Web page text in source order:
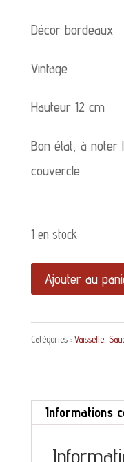
Décor bordeaux
Vintage
Hauteur 12 cm
Bon état, à noter
couvercle
1 en stock
quantité
de
Sucrier
Baléares
Sarreguemines
décor
bordeaux
Ajouter au
Catégories : Vaisselle,
Informations